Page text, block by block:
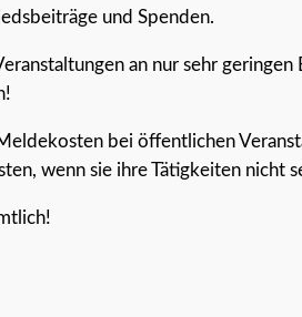
und Spenden.
an nur sehr
bei öffentlichen
wenn sie ihre Tätigkeiten nicht